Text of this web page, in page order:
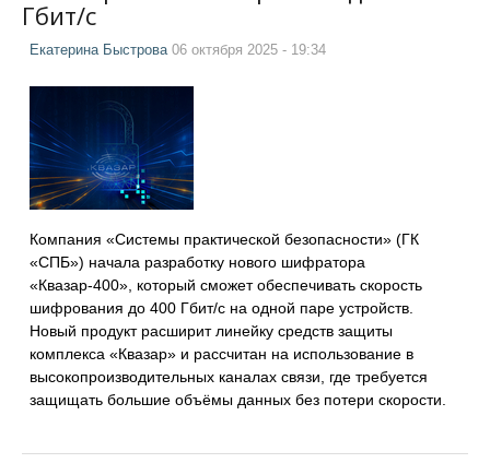
Гбит/с
Екатерина Быстрова06 октября 2025 - 19:34
Компания «Системы практической безопасности» (ГК
«СПБ») начала разработку нового шифратора
«Квазар-400», который сможет обеспечивать скорость
шифрования до 400 Гбит/с на одной паре устройств.
Новый продукт расширит линейку средств защиты
комплекса «Квазар» и рассчитан на использование в
высокопроизводительных каналах связи, где требуется
защищать большие объёмы данных без потери скорости.